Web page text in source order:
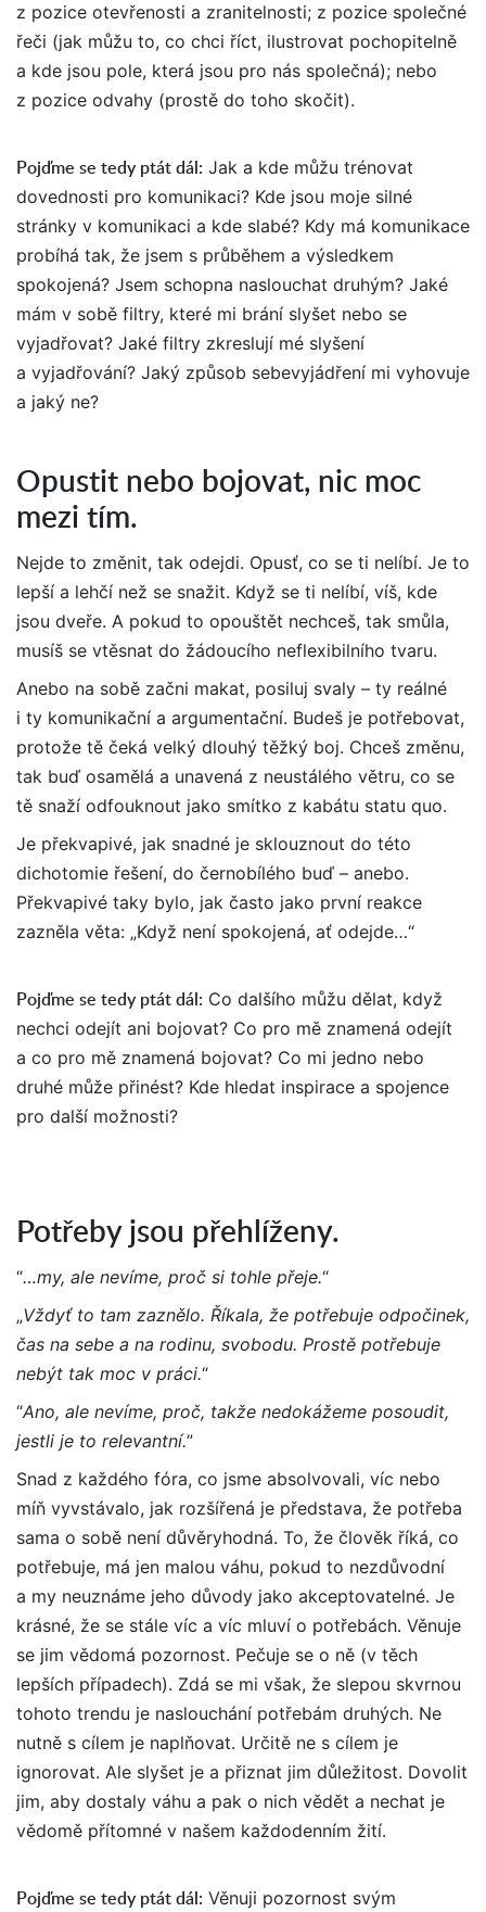
z pozice otevřenosti a zranitelnosti; z pozice společné
řeči (jak můžu to, co chci říct, ilustrovat pochopitelně
a kde jsou pole, která jsou pro nás společná); nebo
z pozice odvahy (prostě do toho skočit).
Pojďme se tedy ptát dál: Jak a kde můžu trénovat
dovednosti pro komunikaci? Kde jsou moje silné
stránky v komunikaci a kde slabé? Kdy má komunikace
probíhá tak, že jsem s průběhem a výsledkem
spokojená? Jsem schopna naslouchat druhým? Jaké
mám v sobě filtry, které mi brání slyšet nebo se
vyjadřovat? Jaké filtry zkreslují mé slyšení
a vyjadřování? Jaký způsob sebevyjádření mi vyhovuje
a jaký ne?
Opustit nebo bojovat, nic moc
mezi tím.
Nejde to změnit, tak odejdi. Opusť, co se ti nelíbí. Je to
lepší a lehčí než se snažit. Když se ti nelíbí, víš, kde
jsou dveře. A pokud to opouštět nechceš, tak smůla,
musíš se vtěsnat do žádoucího neflexibilního tvaru.
Anebo na sobě začni makat, posiluj svaly – ty reálné
i ty komunikační a argumentační. Budeš je potřebovat,
protože tě čeká velký dlouhý těžký boj. Chceš změnu,
tak buď osamělá a unavená z neustálého větru, co se
tě snaží odfouknout jako smítko z kabátu statu quo.
Je překvapivé, jak snadné je sklouznout do této
dichotomie řešení, do černobílého buď – anebo.
Překvapivé taky bylo, jak často jako první reakce
zazněla věta: „Když není spokojená, ať odejde…“
Pojďme se tedy ptát dál: Co dalšího můžu dělat, když
nechci odejít ani bojovat? Co pro mě znamená odejít
a co pro mě znamená bojovat? Co mi jedno nebo
druhé může přinést? Kde hledat inspirace a spojence
pro další možnosti?
Potřeby jsou přehlíženy.
“…my, ale nevíme, proč si tohle přeje.“
„Vždyť to tam zaznělo. Říkala, že potřebuje odpočinek,
čas na sebe a na rodinu, svobodu. Prostě potřebuje
nebýt tak moc v práci.“
“Ano, ale nevíme, proč, takže nedokážeme posoudit,
jestli je to relevantní.”
Snad z každého fóra, co jsme absolvovali, víc nebo
míň vyvstávalo, jak rozšířená je představa, že potřeba
sama o sobě není důvěryhodná. To, že člověk říká, co
potřebuje, má jen malou váhu, pokud to nezdůvodní
a my neuznáme jeho důvody jako akceptovatelné. Je
krásné, že se stále víc a víc mluví o potřebách. Věnuje
se jim vědomá pozornost. Pečuje se o ně (v těch
lepších případech). Zdá se mi však, že slepou skvrnou
tohoto trendu je naslouchání potřebám druhých. Ne
nutně s cílem je naplňovat. Určitě ne s cílem je
ignorovat. Ale slyšet je a přiznat jim důležitost. Dovolit
jim, aby dostaly váhu a pak o nich vědět a nechat je
vědomě přítomné v našem každodenním žití.
Pojďme se tedy ptát dál: Věnuji pozornost svým